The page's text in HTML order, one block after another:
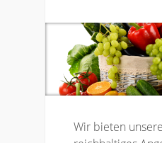
Wir bieten